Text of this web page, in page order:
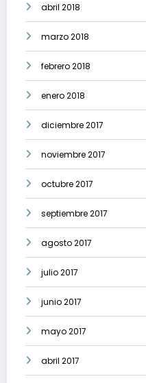
abril 2018
marzo 2018
febrero 2018
enero 2018
diciembre 2017
noviembre 2017
octubre 2017
septiembre 2017
agosto 2017
julio 2017
junio 2017
mayo 2017
abril 2017